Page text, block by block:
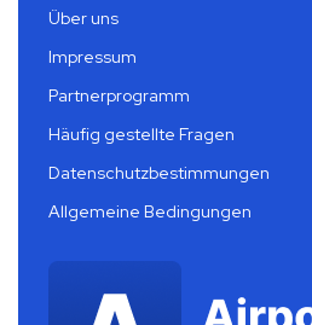
Über uns
Impressum
Partnerprogramm
Häufig gestellte Fragen
Datenschutzbestimmungen
Allgemeine Bedingungen